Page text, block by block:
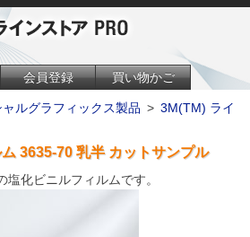
会員登録 買い物かご
ャルグラフィックス製品 > 3M(TM) ライ
3635-70 乳半 カットサンプル
化ビニルフィルムです。